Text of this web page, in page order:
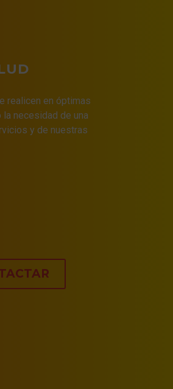
realicen en óptimas
necesidad de una
y de nuestras